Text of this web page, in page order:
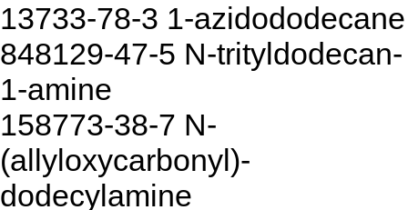
13733-78-3 1-azidododecane
848129-47-5 N-trityldodecan-
1-amine
158773-38-7 N-
(allyloxycarbonyl)-
dodecylamine